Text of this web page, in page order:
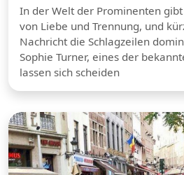
In der Welt der Prominenten
von Liebe und Trennung, und
Nachricht die Schlagzeilen
Sophie Turner, eines der
lassen sich scheiden